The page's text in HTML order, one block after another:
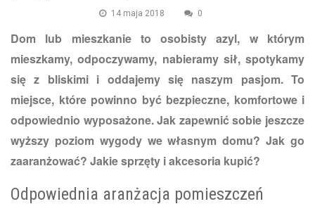
14 maja 2018 0
Dom lub mieszkanie to osobisty azyl, w którym
mieszkamy, odpoczywamy, nabieramy sił, spotykamy
się z bliskimi i oddajemy się naszym pasjom. To
miejsce, które powinno być bezpieczne, komfortowe i
odpowiednio wyposażone. Jak zapewnić sobie jeszcze
wyższy poziom wygody we własnym domu? Jak go
zaaranżować? Jakie sprzęty i akcesoria kupić?
Odpowiednia aranżacja pomieszczeń